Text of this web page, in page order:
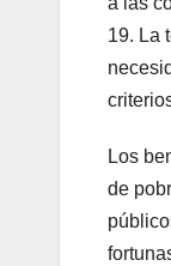
19. La
Los
de